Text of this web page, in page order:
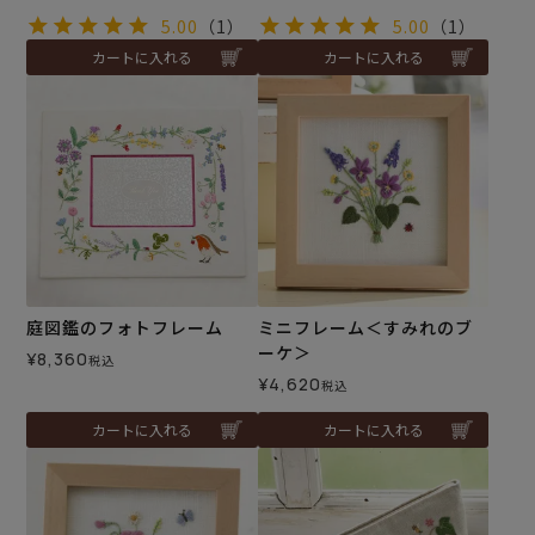
5.00 （1）
カートに入れる
5.00 （1）
カートに入れる
庭図鑑のフォトフレーム
¥8,360税込
カートに入れる
ミニフレーム＜すみれのブ
ーケ＞
¥4,620税込
カートに入れる